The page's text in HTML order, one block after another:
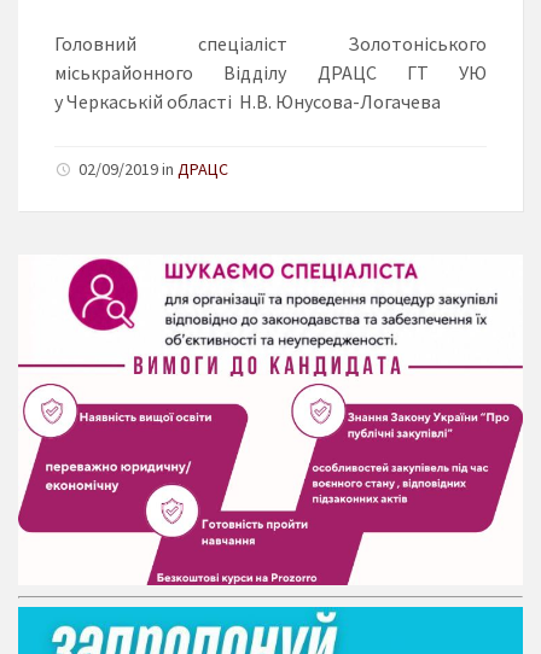
Головний спеціаліст Золотоніського
міськрайонного Відділу ДРАЦС ГТ УЮ
у Черкаській області Н.В. Юнусова-Логачева
02/09/2019 in ДРАЦС